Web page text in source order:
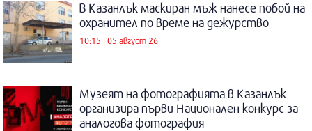
В Казанлък маскиран мъж нанесе побой на
охранител по време на дежурство
10:15 | 05 август 26
Музеят на фотографията в Казанлък
организира първи Национален конкурс за
аналогова фотография